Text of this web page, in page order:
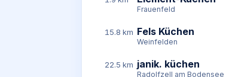
Frauenfeld
15.8 km Fels Küchen
Weinfelden
22.5 km janik. küchen
Radolfzell am Bodensee